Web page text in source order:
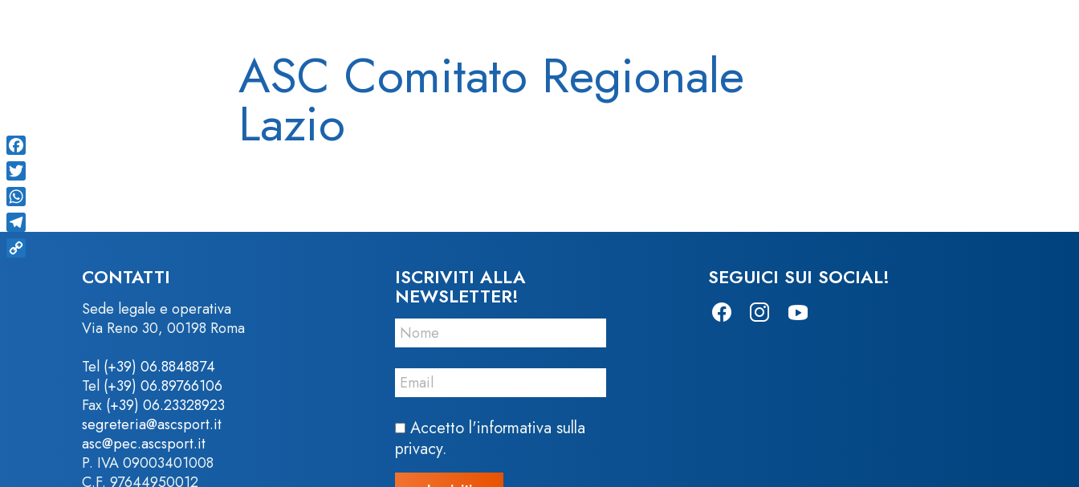
ASC Comitato Regionale
Lazio
CONTATTI
Sede legale e operativa
Via Reno 30, 00198 Roma
Tel (+39) 06.8848874
Tel (+39) 06.89766106
Fax (+39) 06.23328923
segreteria@ascsport.it
asc@pec.ascsport.it
P. IVA 09003401008
C.F. 97644950012
ISCRIVITI ALLA
NEWSLETTER!
Accetto l'informativa sulla
privacy.
SEGUICI SUI SOCIAL!
Facebook
Twitter
WhatsApp
Telegram